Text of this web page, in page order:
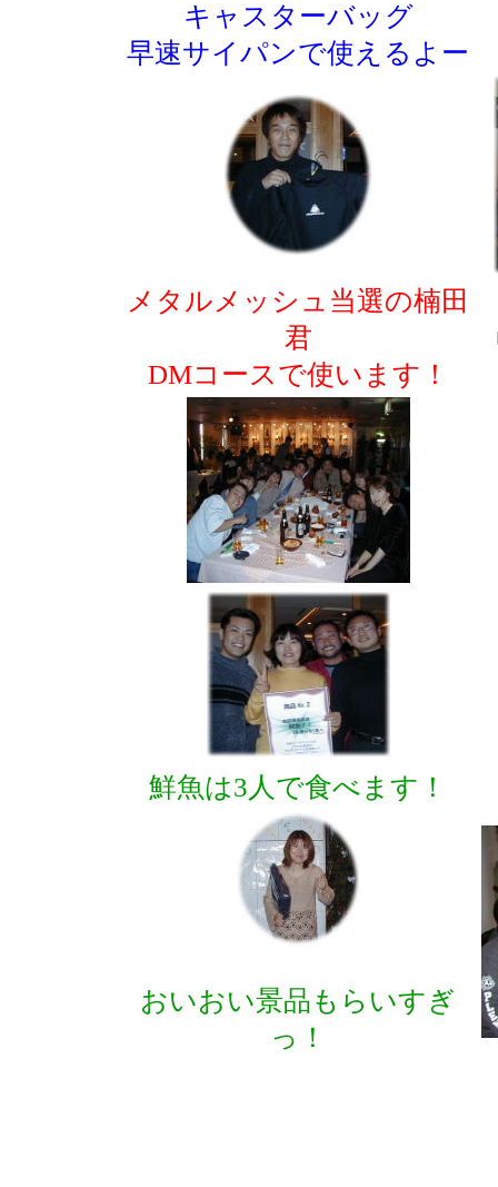
キャスターバッグ
早速サイパンで使えるよー
メタルメッシュ当選の楠田
君
DMコースで使います！
鮮魚は3人で食べます！
おいおい景品もらいすぎ
っ！